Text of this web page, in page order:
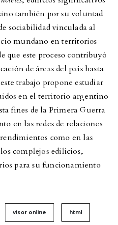
también por su voluntad
sociabilidad vinculada al
mundano en territorios
que este proceso contribuyó
de áreas del país hasta
trabajo propone estudiar
en el territorio argentino
fines de la Primera Guerra
en las redes de relaciones
como en las
complejos edilicios,
para su funcionamiento
visor online html